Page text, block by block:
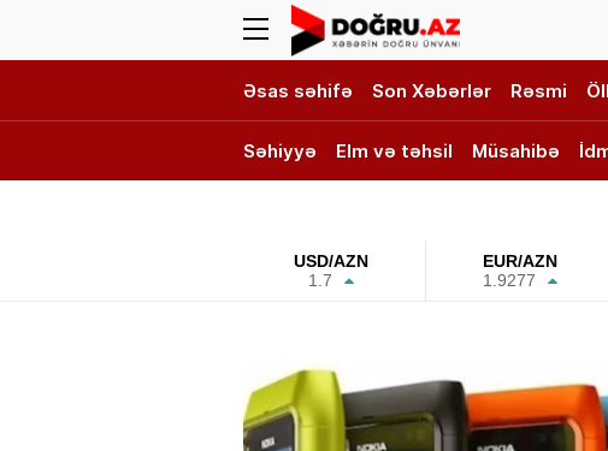
Əsas səhifə Son Xəbərlər Rəsmi
Səhiyyə Elm və təhsil Müsahibə
USD/AZN
1.7
EUR/AZN
1.9277